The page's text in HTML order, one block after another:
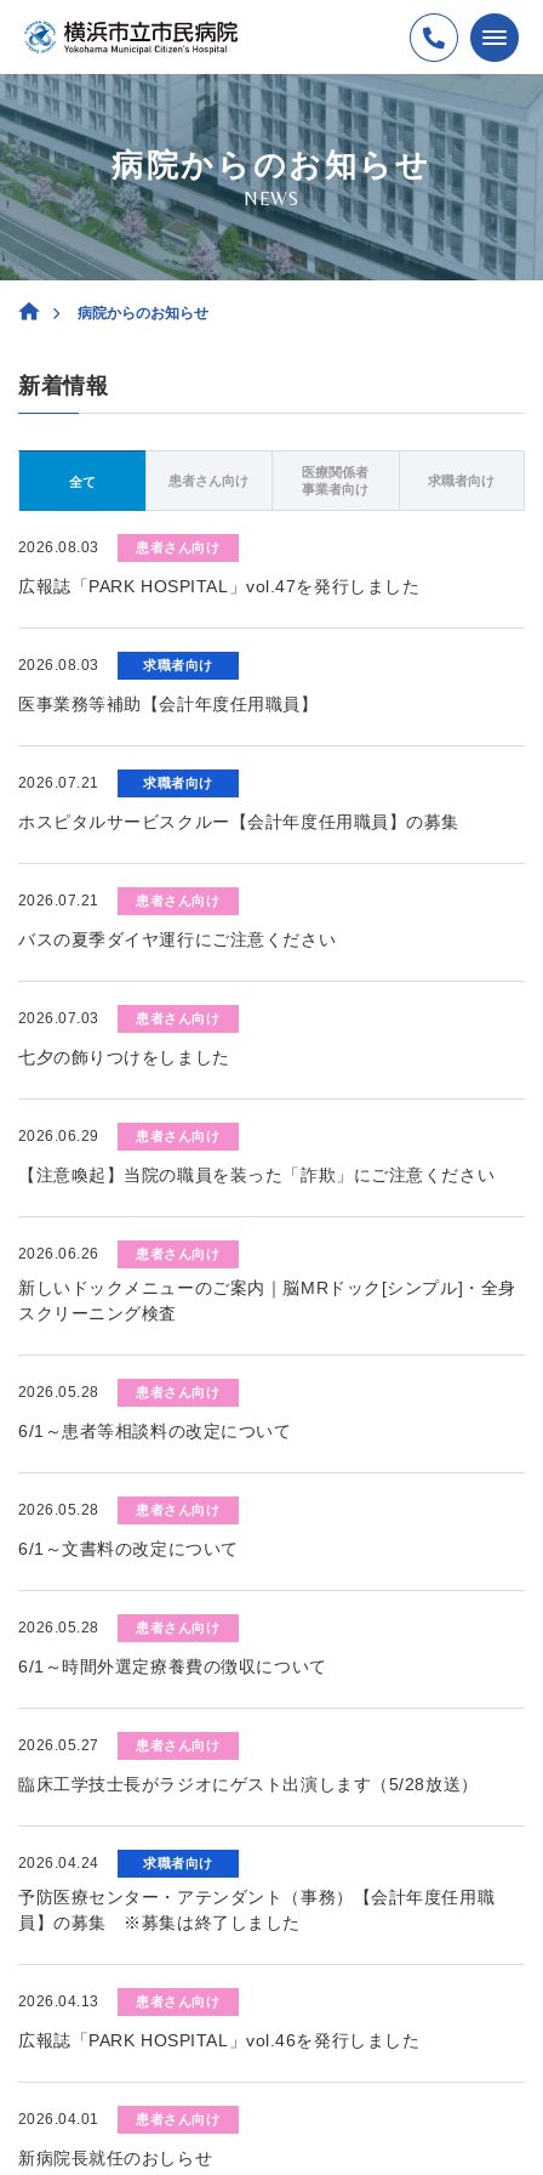
病院からのお知らせ
NEWS
病院からのお知らせ
新着情報
全て 患者さん向け
医療関係者
事業者向け
求職者向け
2026.08.03 患者さん向け
広報誌「PARK HOSPITAL」vol.47を発行しました
2026.08.03 求職者向け
医事業務等補助【会計年度任用職員】
2026.07.21 求職者向け
ホスピタルサービスクルー【会計年度任用職員】の募集
2026.07.21 患者さん向け
バスの夏季ダイヤ運行にご注意ください
2026.07.03 患者さん向け
七夕の飾りつけをしました
2026.06.29 患者さん向け
【注意喚起】当院の職員を装った「詐欺」にご注意ください
2026.06.26 患者さん向け
新しいドックメニューのご案内｜脳MRドック[シンプル]・全身
スクリーニング検査
2026.05.28 患者さん向け
6/1～患者等相談料の改定について
2026.05.28 患者さん向け
6/1～文書料の改定について
2026.05.28 患者さん向け
6/1～時間外選定療養費の徴収について
2026.05.27 患者さん向け
臨床工学技士長がラジオにゲスト出演します（5/28放送）
2026.04.24 求職者向け
予防医療センター・アテンダント（事務）【会計年度任用職
員】の募集 ※募集は終了しました
2026.04.13 患者さん向け
広報誌「PARK HOSPITAL」vol.46を発行しました
2026.04.01 患者さん向け
新病院長就任のおしらせ